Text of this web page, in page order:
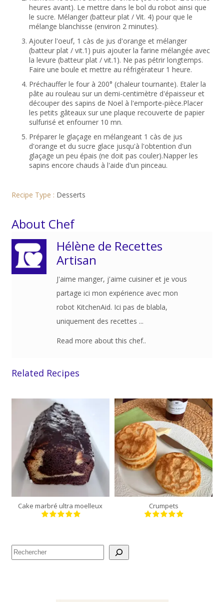
heures avant). Le mettre dans le bol du robot ainsi que
le sucre. Mélanger (batteur plat / Vit. 4) pour que le
mélange blanchisse (environ 2 minutes).
Ajouter l'oeuf, 1 càs de jus d'orange et mélanger
(batteur plat / vit.1) puis ajouter la farine mélangée avec
la levure (batteur plat / vit.1). Ne pas pétrir longtemps.
Faire une boule et mettre au réfrigérateur 1 heure.
Préchauffer le four à 200° (chaleur tournante). Etaler la
pâte au rouleau sur un demi-centimètre d'épaisseur et
découper des sapins de Noel à l'emporte-pièce.Placer
les petits gâteaux sur une plaque recouverte de papier
sulfurisé et enfourner 10 mn.
Préparer le glaçage en mélangeant 1 càs de jus
d'orange et du sucre glace jusqu'à l'obtention d'un
glaçage un peu épais (ne doit pas couler).Napper les
sapins encore chauds à l'aide d'un pinceau.
Recipe Type : Desserts
About Chef
Hélène de Recettes
Artisan
J'aime manger, j'aime cuisiner et je vous
partage ici mon expérience avec mon
robot KitchenAid. Ici pas de blabla,
uniquement des recettes ...
Read more about this chef..
Related Recipes
moule de 24 cm
35 Min
Cake marbré ultra moelleux
12 crumpets
30 Min
Crumpets
Rechercher